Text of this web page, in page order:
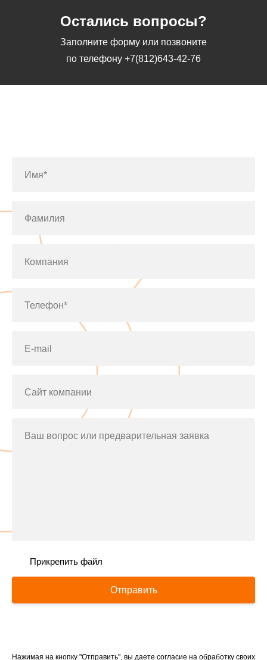
Остались вопросы?
Заполните форму или позвоните
по телефону +7(812)643-42-76
Имя*
Фамилия
Компания
Телефон*
E-mail
Сайт компании
Ваш вопрос или предварительная заявка
Прикрепить файл
Отправить
Нажимая на кнопку "Отправить", вы даете согласие на обработку своих